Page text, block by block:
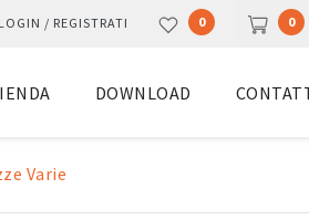
/ REGISTRATI 0 0
DOWNLOAD
Varie